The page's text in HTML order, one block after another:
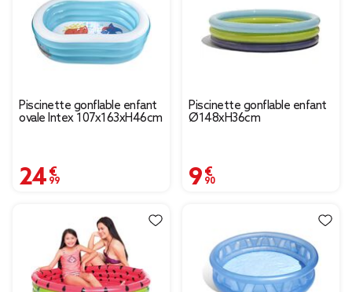
Piscinette gonflable enfant
ovale Intex 107x163xH46cm
24,99 €
Piscinette gonflable enfant
Ø148xH36cm
9,90 €